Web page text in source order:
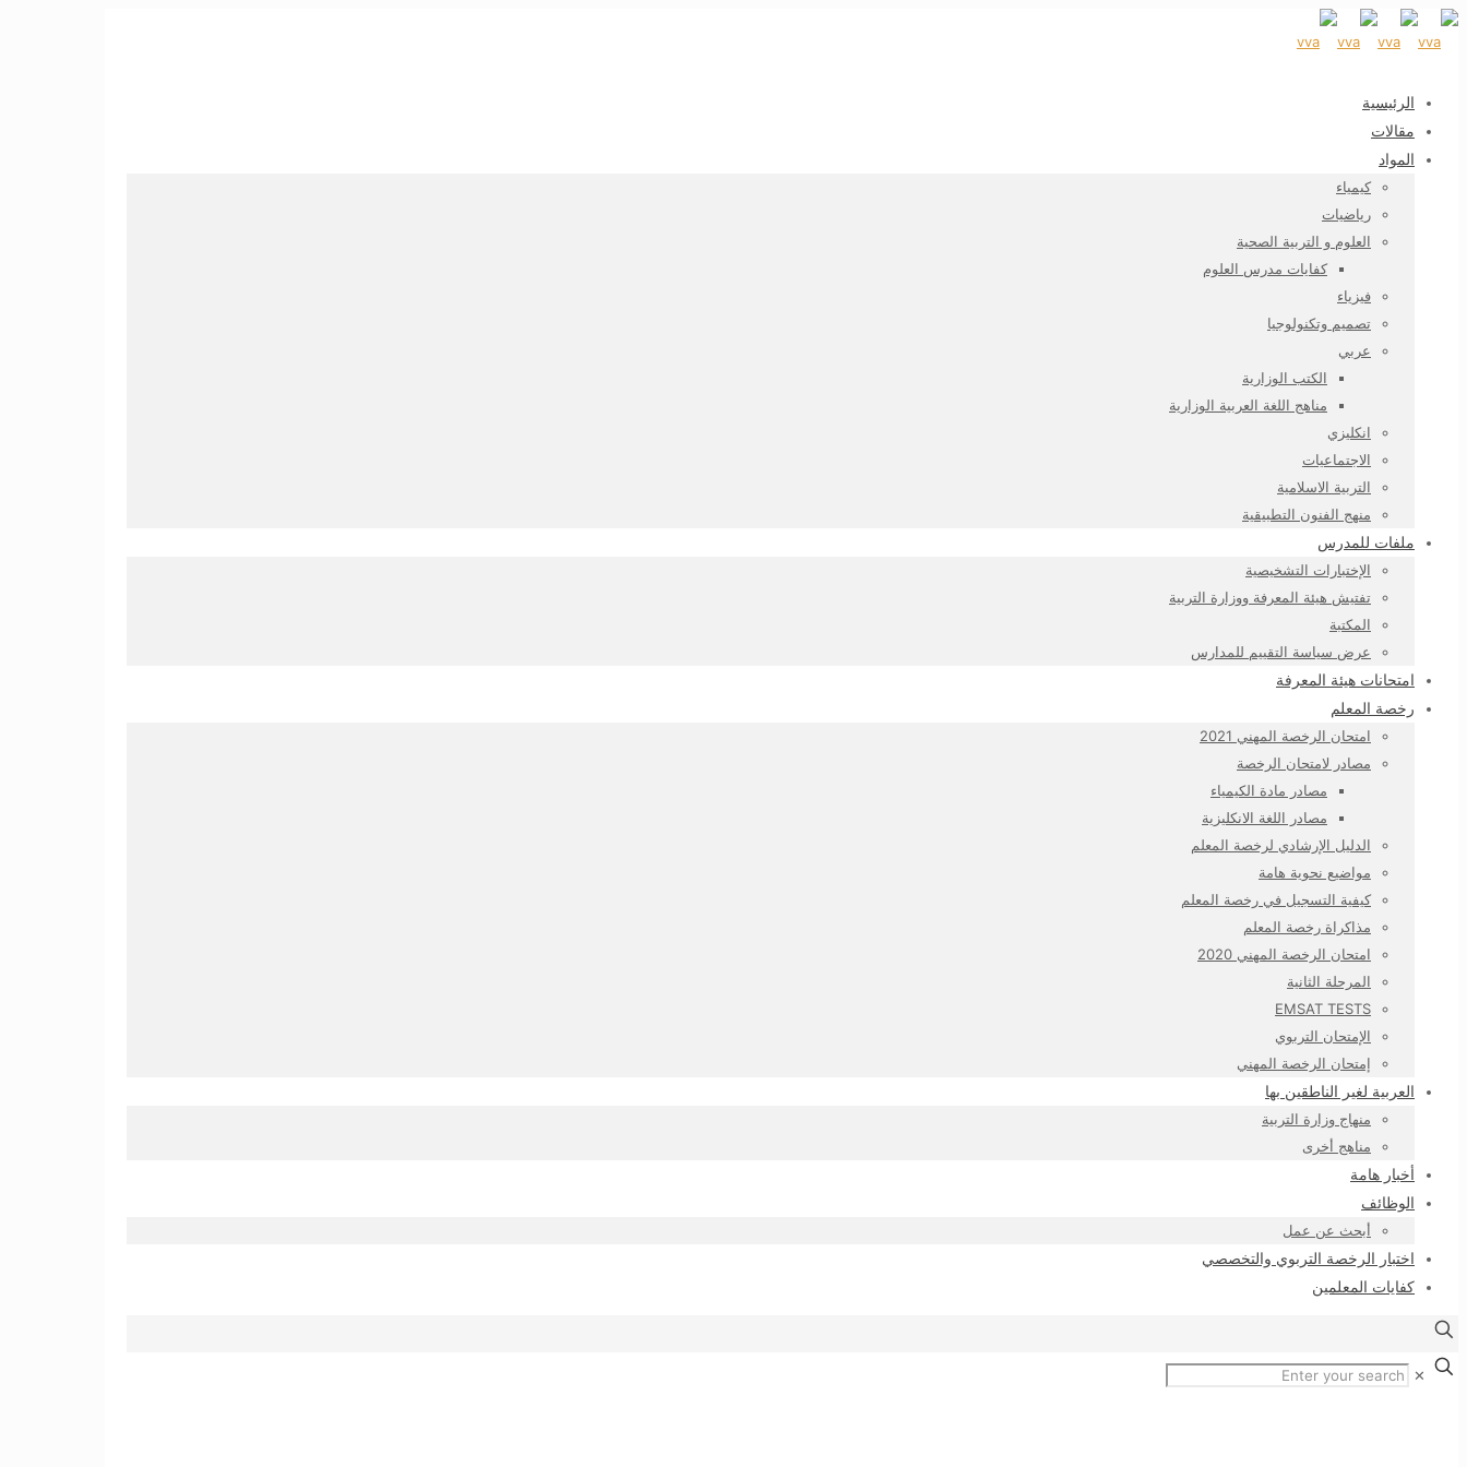
الرئيسية
مقالات
المواد
كيمياء
رياضيات
العلوم و التربية الصحية
كفايات مدرس العلوم
فيزياء
تصميم وتكنولوجيا
عربي
الكتب الوزارية
مناهج اللغة العربية الوزارية
انكليزي
الاجتماعيات
التربية الاسلامية
منهج الفنون التطبيقية
ملفات للمدرس
الإختبارات التشخيصية
تفتيش هيئة المعرفة ووزارة التربية
المكتبة
عرض سياسة التقييم للمدارس
امتحانات هيئة المعرفة
رخصة المعلم
امتحان الرخصة المهني 2021
مصادر لامتحان الرخصة
مصادر مادة الكيمياء
مصادر اللغة الانكليزية
الدليل الإرشادي لرخصة المعلم
مواضيع نحوية هامة
كيفية التسجيل في رخصة المعلم
مذاكراة رخصة المعلم
امتحان الرخصة المهني 2020
المرحلة الثانية
EMSAT TESTS
الإمتحان التربوي
إمتحان الرخصة المهني
العربية لغير الناطقين بها
منهاج وزارة التربية
مناهج أخرى
أخبار هامة
الوظائف
أبحث عن عمل
اختبار الرخصة التربوي والتخصصي
كفايات المعلمين
✕